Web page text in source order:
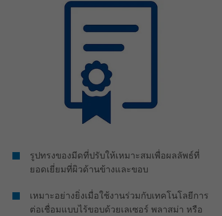
รูปทรงของมีดที่ปรับให้เหมาะสมเพื่อผลลัพธ์ที่
ยอดเยี่ยมที่ผิวด้านข้างและขอบ
เหมาะอย่างยิ่งเมื่อใช้งานร่วมกับเทคโนโลยีการ
ต่อเชื่อมแบบไร้ขอบด้วยเลเซอร์ พลาสม่า หรือ